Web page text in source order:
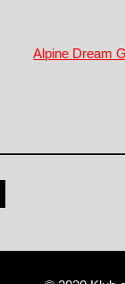
Alpine Dream